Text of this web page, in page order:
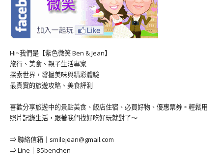
Hi~我們是【紫色微笑 Ben & Jean】
旅行、美食、親子生活專家
探索世界，發掘美味與精彩體驗
最真實的旅遊攻略、美食評測
喜歡分享旅遊中的景點美食、飯店住宿、必買好物、優惠票券。輕鬆用
照片記錄生活，跟著我們找好吃好玩就對了～
⇒ 聯絡信箱｜ smilejean@gmail.com
⇒ Line｜85benchen